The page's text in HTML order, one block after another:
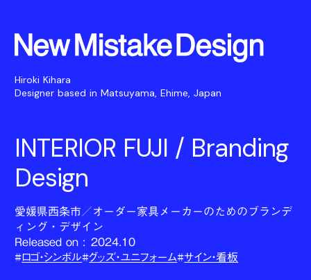
Hiroki Kihara
Designer based in Matsuyama, Ehime, Japan
INTERIOR FUJI / Branding
Design
愛媛県西条市／オーダー家具メーカーのためのブランデ
ィング・デザイン
Released on : 2024.10
#ロゴ・シンボル#グッズ・ユニフォーム#サイン・看板